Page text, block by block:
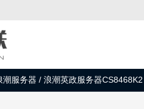
潮服务器 / 浪潮英政服务器